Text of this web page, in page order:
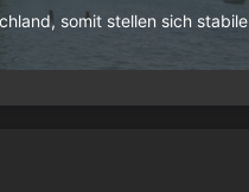
somit stellen sich stabile